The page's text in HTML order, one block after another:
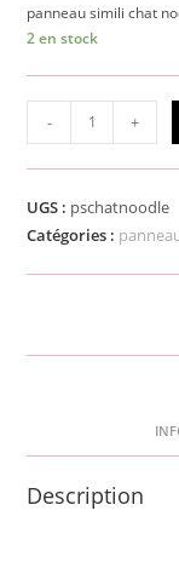
panneau simili chat
2 en stock
quantité
de
panneau
simili
chat
- +
UGS : pschatnoodle
Catégories :
Description